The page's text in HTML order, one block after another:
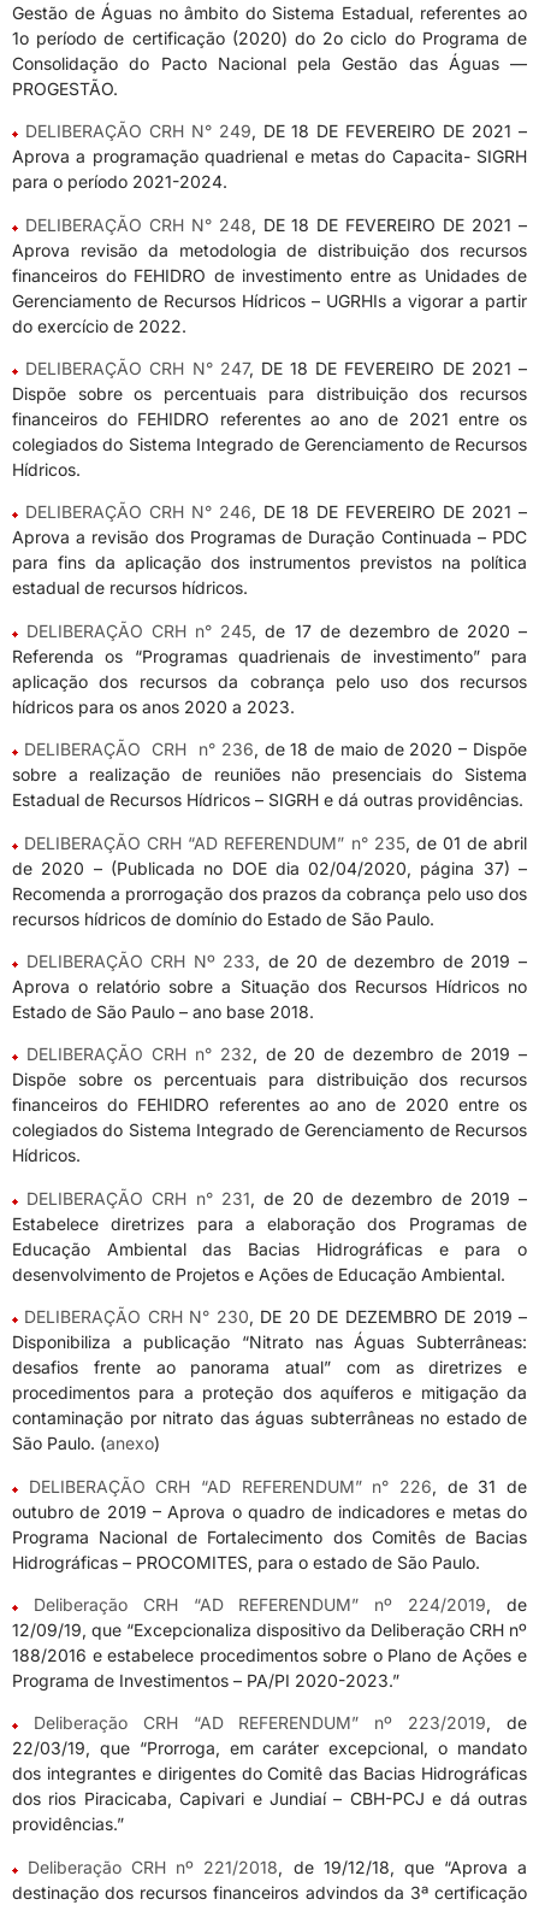
Gestão de Águas no âmbito do Sistema Estadual, referentes ao
1o período de certificação (2020) do 2o ciclo do Programa de
Consolidação do Pacto Nacional pela Gestão das Águas —
PROGESTÃO.
DELIBERAÇÃO CRH N° 249, DE 18 DE FEVEREIRO DE 2021 –
Aprova a programação quadrienal e metas do Capacita- SIGRH
para o período 2021-2024.
DELIBERAÇÃO CRH N° 248, DE 18 DE FEVEREIRO DE 2021 –
Aprova revisão da metodologia de distribuição dos recursos
financeiros do FEHIDRO de investimento entre as Unidades de
Gerenciamento de Recursos Hídricos – UGRHIs a vigorar a partir
do exercício de 2022.
DELIBERAÇÃO CRH N° 247, DE 18 DE FEVEREIRO DE 2021 –
Dispõe sobre os percentuais para distribuição dos recursos
financeiros do FEHIDRO referentes ao ano de 2021 entre os
colegiados do Sistema Integrado de Gerenciamento de Recursos
Hídricos.
DELIBERAÇÃO CRH N° 246, DE 18 DE FEVEREIRO DE 2021 –
Aprova a revisão dos Programas de Duração Continuada – PDC
para fins da aplicação dos instrumentos previstos na política
estadual de recursos hídricos.
DELIBERAÇÃO CRH n° 245, de 17 de dezembro de 2020 –
Referenda os “Programas quadrienais de investimento” para
aplicação dos recursos da cobrança pelo uso dos recursos
hídricos para os anos 2020 a 2023.
DELIBERAÇÃO CRH n° 236, de 18 de maio de 2020 – Dispõe
sobre a realização de reuniões não presenciais do Sistema
Estadual de Recursos Hídricos – SIGRH e dá outras providências.
DELIBERAÇÃO CRH “AD REFERENDUM” n° 235, de 01 de abril
de 2020 – (Publicada no DOE dia 02/04/2020, página 37) –
Recomenda a prorrogação dos prazos da cobrança pelo uso dos
recursos hídricos de domínio do Estado de São Paulo.
DELIBERAÇÃO CRH Nº 233, de 20 de dezembro de 2019 –
Aprova o relatório sobre a Situação dos Recursos Hídricos no
Estado de São Paulo – ano base 2018.
DELIBERAÇÃO CRH n° 232, de 20 de dezembro de 2019 –
Dispõe sobre os percentuais para distribuição dos recursos
financeiros do FEHIDRO referentes ao ano de 2020 entre os
colegiados do Sistema Integrado de Gerenciamento de Recursos
Hídricos.
DELIBERAÇÃO CRH n° 231, de 20 de dezembro de 2019 –
Estabelece diretrizes para a elaboração dos Programas de
Educação Ambiental das Bacias Hidrográficas e para o
desenvolvimento de Projetos e Ações de Educação Ambiental.
DELIBERAÇÃO CRH N° 230, DE 20 DE DEZEMBRO DE 2019 –
Disponibiliza a publicação “Nitrato nas Águas Subterrâneas:
desafios frente ao panorama atual” com as diretrizes e
procedimentos para a proteção dos aquíferos e mitigação da
contaminação por nitrato das águas subterrâneas no estado de
São Paulo. (anexo)
DELIBERAÇÃO CRH “AD REFERENDUM” n° 226, de 31 de
outubro de 2019 – Aprova o quadro de indicadores e metas do
Programa Nacional de Fortalecimento dos Comitês de Bacias
Hidrográficas – PROCOMITES, para o estado de São Paulo.
Deliberação CRH “AD REFERENDUM” nº 224/2019, de
12/09/19, que “Excepcionaliza dispositivo da Deliberação CRH nº
188/2016 e estabelece procedimentos sobre o Plano de Ações e
Programa de Investimentos – PA/PI 2020-2023.”
Deliberação CRH “AD REFERENDUM” nº 223/2019, de
22/03/19, que “Prorroga, em caráter excepcional, o mandato
dos integrantes e dirigentes do Comitê das Bacias Hidrográficas
dos rios Piracicaba, Capivari e Jundiaí – CBH-PCJ e dá outras
providências.”
Deliberação CRH nº 221/2018, de 19/12/18, que “Aprova a
destinação dos recursos financeiros advindos da 3ª certificação